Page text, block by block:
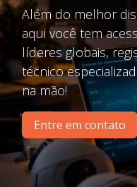
Além do melhor
aqui você tem
líderes globais,
técnico
na mão!
Entre em contato